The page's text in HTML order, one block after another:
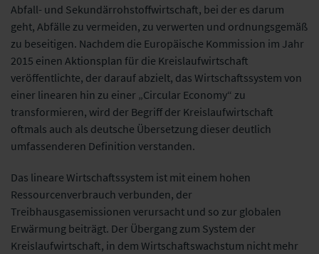
Abfall- und Sekundärrohstoffwirtschaft, bei der es darum
geht, Abfälle zu vermeiden, zu verwerten und ordnungsgemäß
zu beseitigen. Nachdem die Europäische Kommission im Jahr
2015 einen Aktionsplan für die Kreislaufwirtschaft
veröffentlichte, der darauf abzielt, das Wirtschaftssystem von
einer linearen hin zu einer „Circular Economy“ zu
transformieren, wird der Begriff der Kreislaufwirtschaft
oftmals auch als deutsche Übersetzung dieser deutlich
umfassenderen Definition verstanden.
Das lineare Wirtschaftssystem ist mit einem hohen
Ressourcenverbrauch verbunden, der
Treibhausgasemissionen verursacht und so zur globalen
Erwärmung beiträgt. Der Übergang zum System der
Kreislaufwirtschaft, in dem Wirtschaftswachstum nicht mehr